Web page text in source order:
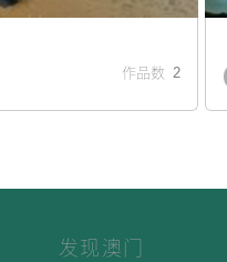
作品数 2
发现澳门